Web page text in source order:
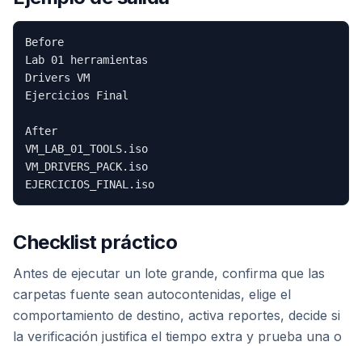
Before
Lab 01 herramientas
Drivers VM
Ejercicios Final
After
VM_LAB_01_TOOLS.iso
VM_DRIVERS_PACK.iso
Checklist práctico
Antes de ejecutar un lote grande, confirma que las
carpetas fuente sean autocontenidas, elige el
comportamiento de destino, activa reportes, decide si
la verificación justifica el tiempo extra y prueba una o